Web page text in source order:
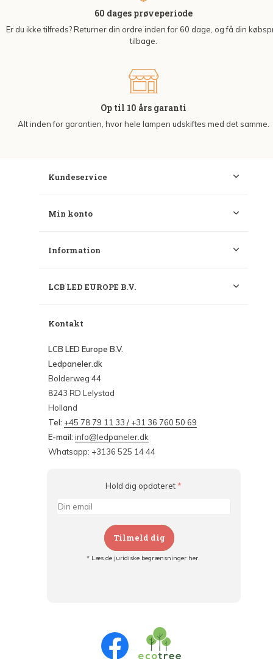
60 dages prøveperiode
Er du ikke tilfreds? Returner din ordre inden for 60 dage, og få din
tilbage.
Op til 10 års garanti
Alt inden for garantien, hvor hele lampen udskiftes med det samme.
Kundeservice
Min konto
Information
LCB LED EUROPE B.V.
Kontakt
LCB LED Europe B.V.
Ledpaneler.dk
Bolderweg 44
8243 RD Lelystad
Holland
Tel: +45 78 79 11 33 / +31 36 760 50 69
E-mail: info@ledpaneler.dk
Whatsapp: +3136 525 14 44
Hold dig opdateret *
Tilmeld dig
* Læs de juridiske begrænsninger her.